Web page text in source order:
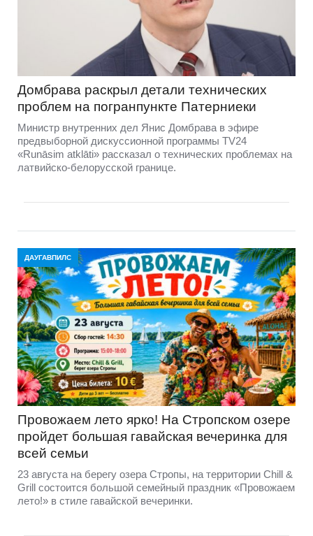
Домбравa раскрыл детали технических
проблем на погранпункте Патерниеки
Министр внутренних дел Янис Домбрава в эфире
предвыборной дискуссионной программы TV24
«Runāsim atklāti» рассказал о технических проблемах на
латвийско-белорусской границе.
ДАУГАВПИЛС
Провожаем лето ярко! На Стропском озере
пройдет большая гавайская вечеринка для
всей семьи
23 августа на берегу озера Стропы, на территории Chill &
Grill состоится большой семейный праздник «Провожаем
лето!» в стиле гавайской вечеринки.